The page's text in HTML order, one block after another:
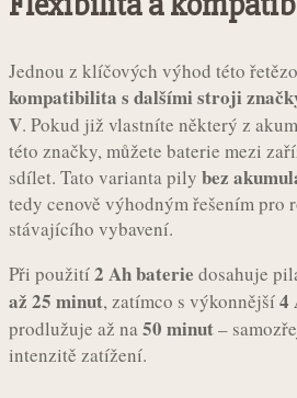
Jednou z klíčových výhod této
kompatibilita s dalšími stroji
V. Pokud již vlastníte některý z
této značky, můžete baterie mezi
sdílet. Tato varianta pily bez
tedy cenově výhodným řešením pro
stávajícího vybavení.
Při použití2 Ah baterie dosahuje
až 25 minut, zatímco s výkonnější4
prodlužuje až na50 minut–
intenzitě zatížení.